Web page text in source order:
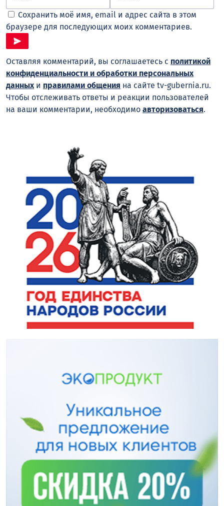
Сохранить моё имя, email и адрес сайта в этом
браузере для последующих моих комментариев.
Оставляя комментарий, вы соглашаетесь с политикой
конфиденциальности и обработки персональных
данныхи правилами общения на сайте tv-gubernia.ru.
Чтобы отслеживать ответы и реакции пользователей
на ваши комментарии, необходимо авторизоваться.